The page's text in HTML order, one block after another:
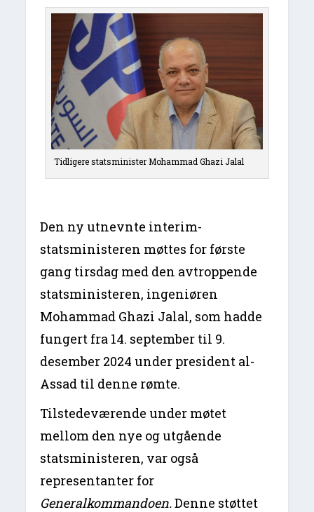
Tidligere statsminister Mohammad Ghazi Jalal
Den ny utnevnte interim-
statsministeren møttes for første
gang tirsdag med den avtroppende
statsministeren, ingeniøren
Mohammad Ghazi Jalal, som hadde
fungert fra 14. september til 9.
desember 2024 under president al-
Assad til denne rømte.
Tilstedeværende under møtet
mellom den nye og utgående
statsministeren, var også
representanter for
Generalkommandoen.Denne støttet